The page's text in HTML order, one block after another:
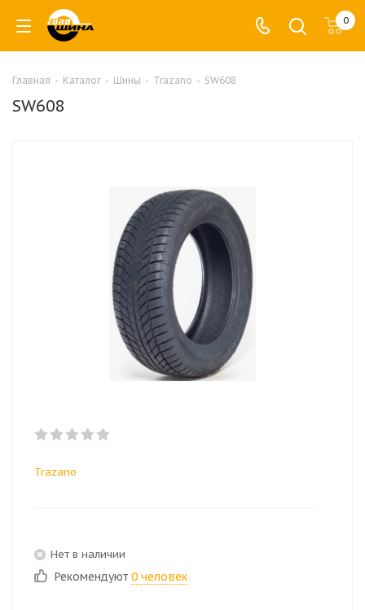
0
Главная - Каталог - Шины - Trazano - SW608
SW608
Trazano
Нет в наличии
Рекомендуют 0 человек